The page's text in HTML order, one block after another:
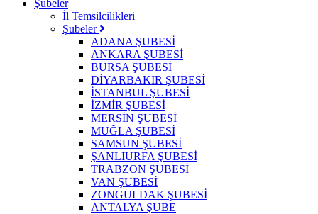
Şubeler
İl Temsilcilikleri
Şubeler
ADANA ŞUBESİ
ANKARA ŞUBESİ
BURSA ŞUBESİ
DİYARBAKIR ŞUBESİ
İSTANBUL ŞUBESİ
İZMİR ŞUBESİ
MERSİN ŞUBESİ
MUĞLA ŞUBESİ
SAMSUN ŞUBESİ
ŞANLIURFA ŞUBESİ
TRABZON ŞUBESİ
VAN ŞUBESİ
ZONGULDAK ŞUBESİ
ANTALYA ŞUBE